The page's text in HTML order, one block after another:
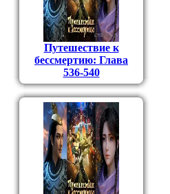
Путешествие к
бессмертию: Глава
536-540